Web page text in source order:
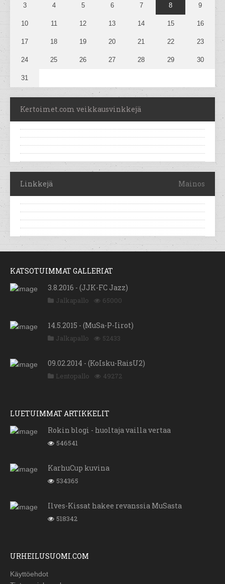
3 4 5 6 7 8 9
10 11 12 13 14 15 16
17 18 19 20 21 22 23
24 25 26 27 28 29 30
31
Kertoimet.com veikkausvinkkejä
Linkkejä Mainos
KATSOTUIMMAT GALLERIAT
3.8.2016 - (JJK-FC Jazz)
Jalkapallo 65000
14.5.2015 - (MuSa-P-Iirot)
Jalkapallo 52433
09.02.2014 - (KoIsku-RaisU2)
Lentopallo 49272
LUETUIMMAT ARTIKKELIT
Rokin blogi - huoltaja vailla vertaa
546541
KarhuCup kuvina
534365
Ilves-Kissat hakee revanssia MuSasta
518342
URHEILUSUOMI.COM
Käyttöehdot